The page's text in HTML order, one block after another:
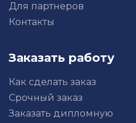
Для партнеров
Контакты
Заказать работу
Как сделать заказ
Срочный заказ
Заказать дипломную